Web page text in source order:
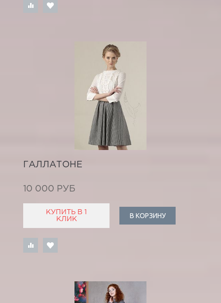
ГАЛЛАТОНЕ
10 000 РУБ
КУПИТЬ В 1
КЛИК
В КОРЗИНУ